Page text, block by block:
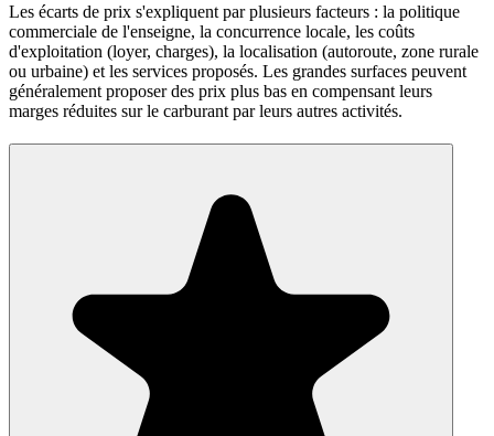
Les écarts de prix s'expliquent par plusieurs facteurs : la politique
commerciale de l'enseigne, la concurrence locale, les coûts
d'exploitation (loyer, charges), la localisation (autoroute, zone rurale
ou urbaine) et les services proposés. Les grandes surfaces peuvent
généralement proposer des prix plus bas en compensant leurs
marges réduites sur le carburant par leurs autres activités.